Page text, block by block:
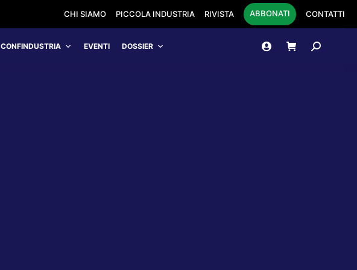
CHI SIAMO PICCOLA INDUSTRIA RIVISTA ABBONATI CONTATTI
CONFINDUSTRIA EVENTI DOSSIER Cerca: